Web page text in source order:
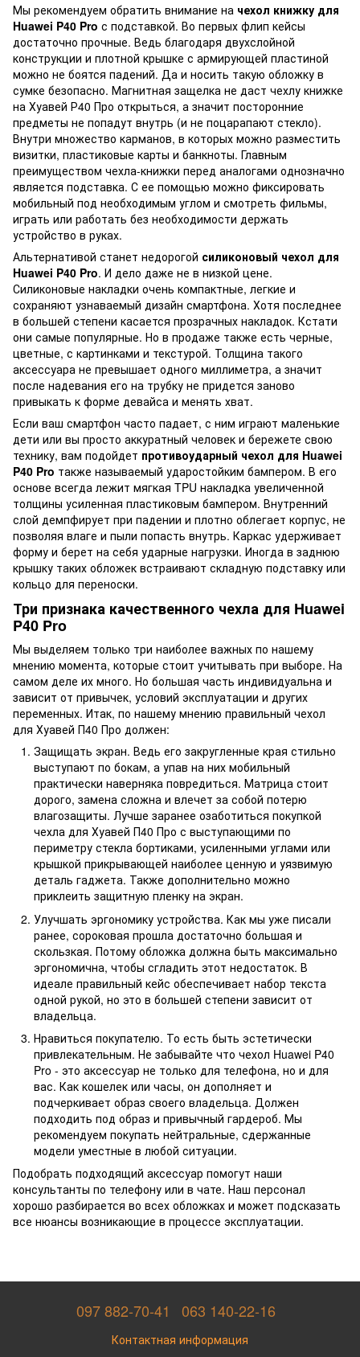
Мы рекомендуем обратить внимание на чехол книжку для
Huawei P40 Pro с подставкой. Во первых флип кейсы
достаточно прочные. Ведь благодаря двухслойной
конструкции и плотной крышке с армирующей пластиной
можно не боятся падений. Да и носить такую обложку в
сумке безопасно. Магнитная защелка не даст чехлу книжке
на Хуавей Р40 Про открыться, а значит посторонние
предметы не попадут внутрь (и не поцарапают стекло).
Внутри множество карманов, в которых можно разместить
визитки, пластиковые карты и банкноты. Главным
преимуществом чехла-книжки перед аналогами однозначно
является подставка. С ее помощью можно фиксировать
мобильный под необходимым углом и смотреть фильмы,
играть или работать без необходимости держать
устройство в руках.
Альтернативой станет недорогой силиконовый чехол для
Huawei P40 Pro. И дело даже не в низкой цене.
Силиконовые накладки очень компактные, легкие и
сохраняют узнаваемый дизайн смартфона. Хотя последнее
в большей степени касается прозрачных накладок. Кстати
они самые популярные. Но в продаже также есть черные,
цветные, с картинками и текстурой. Толщина такого
аксессуара не превышает одного миллиметра, а значит
после надевания его на трубку не придется заново
привыкать к форме девайса и менять хват.
Если ваш смартфон часто падает, с ним играют маленькие
дети или вы просто аккуратный человек и бережете свою
технику, вам подойдет противоударный чехол для Huawei
P40 Pro также называемый ударостойким бампером. В его
основе всегда лежит мягкая TPU накладка увеличенной
толщины усиленная пластиковым бампером. Внутренний
слой демпфирует при падении и плотно облегает корпус, не
позволяя влаге и пыли попасть внутрь. Каркас удерживает
форму и берет на себя ударные нагрузки. Иногда в заднюю
крышку таких обложек встраивают складную подставку или
кольцо для переноски.
Три признака качественного чехла для Huawei
P40 Pro
Мы выделяем только три наиболее важных по нашему
мнению момента, которые стоит учитывать при выборе. На
самом деле их много. Но большая часть индивидуальна и
зависит от привычек, условий эксплуатации и других
переменных. Итак, по нашему мнению правильный чехол
для Хуавей П40 Про должен:
Защищать экран. Ведь его закругленные края стильно
выступают по бокам, а упав на них мобильный
практически наверняка повредиться. Матрица стоит
дорого, замена сложна и влечет за собой потерю
влагозащиты. Лучше заранее озаботиться покупкой
чехла для Хуавей П40 Про с выступающими по
периметру стекла бортиками, усиленными углами или
крышкой прикрывающей наиболее ценную и уязвимую
деталь гаджета. Также дополнительно можно
приклеить защитную пленку на экран.
Улучшать эргономику устройства. Как мы уже писали
ранее, сороковая прошла достаточно большая и
скользкая. Потому обложка должна быть максимально
эргономична, чтобы сгладить этот недостаток. В
идеале правильный кейс обеспечивает набор текста
одной рукой, но это в большей степени зависит от
владельца.
Нравиться покупателю. То есть быть эстетически
привлекательным. Не забывайте что чехол Huawei P40
Pro - это аксессуар не только для телефона, но и для
вас. Как кошелек или часы, он дополняет и
подчеркивает образ своего владельца. Должен
подходить под образ и привычный гардероб. Мы
рекомендуем покупать нейтральные, сдержанные
модели уместные в любой ситуации.
Подобрать подходящий аксессуар помогут наши
консультанты по телефону или в чате. Наш персонал
хорошо разбирается во всех обложках и может подсказать
все нюансы возникающие в процессе эксплуатации.
097 882-70-41 063 140-22-16
Контактная информация